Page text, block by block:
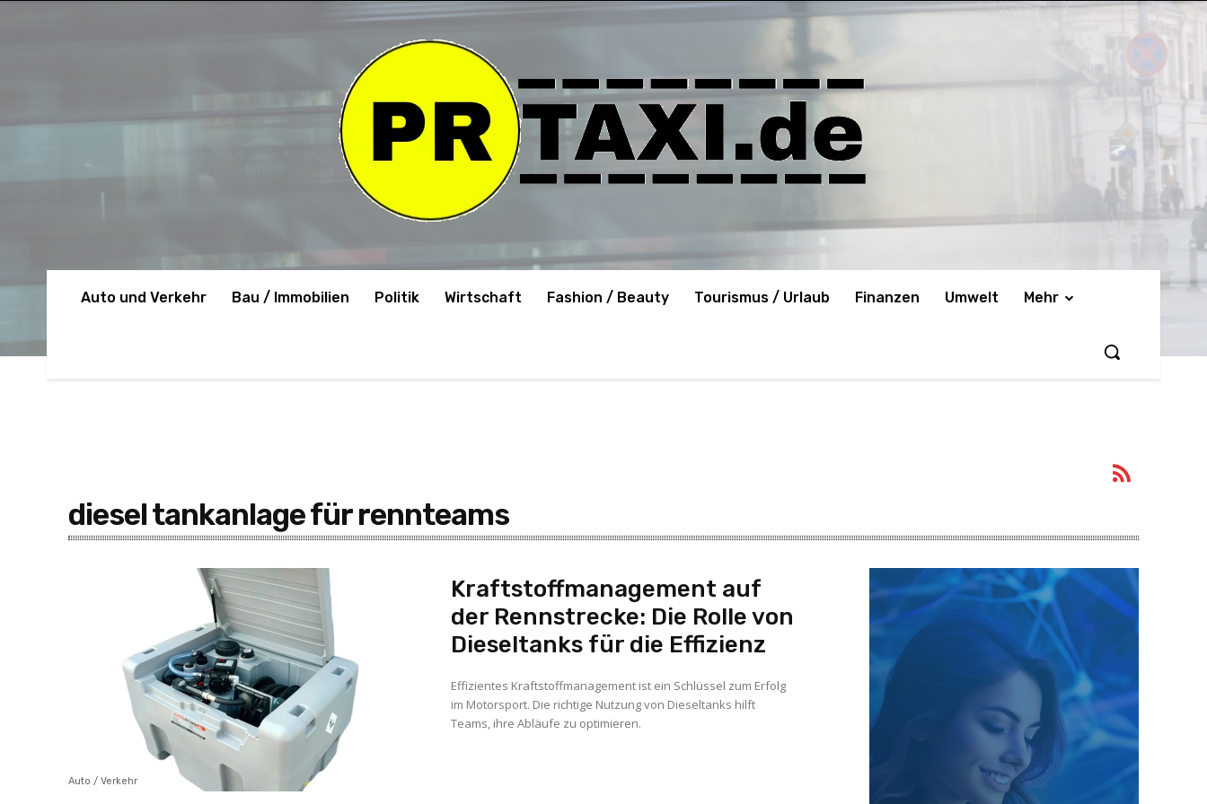
Auto und Verkehr Bau / Immobilien Politik Wirtschaft Fashion / Beauty Tourismus / Urlaub Finanzen Umwelt Mehr
diesel tankanlage für rennteams
Auto / Verkehr
Kraftstoffmanagement auf
der Rennstrecke: Die Rolle von
Dieseltanks für die Effizienz
Effizientes Kraftstoffmanagement ist ein Schlüssel zum Erfolg
im Motorsport. Die richtige Nutzung von Dieseltanks hilft
Teams, ihre Abläufe zu optimieren.